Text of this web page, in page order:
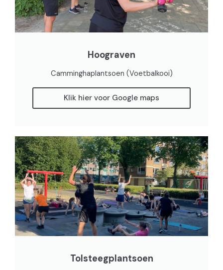
Hoograven
Camminghaplantsoen (Voetbalkooi)
Klik hier voor Google maps
Tolsteegplantsoen